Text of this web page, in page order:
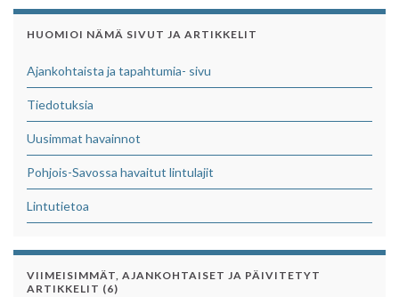
HUOMIOI NÄMÄ SIVUT JA ARTIKKELIT
Ajankohtaista ja tapahtumia- sivu
Tiedotuksia
Uusimmat havainnot
Pohjois-Savossa havaitut lintulajit
Lintutietoa
VIIMEISIMMÄT, AJANKOHTAISET JA PÄIVITETYT
ARTIKKELIT (6)